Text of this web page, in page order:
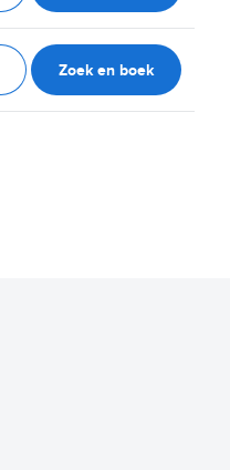
Zoek en boek